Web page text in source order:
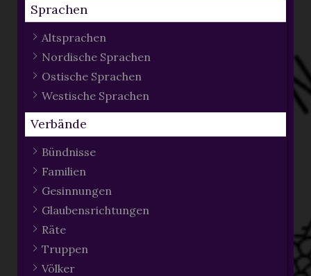
Sprachen
Altsprachen
Nordische Sprachen
Ostische Sprachen
Westische Sprachen
Verbände
Bündnisse
Familien
Gesinnungen
Glaubensrichtungen
Räte
Truppen
Völker